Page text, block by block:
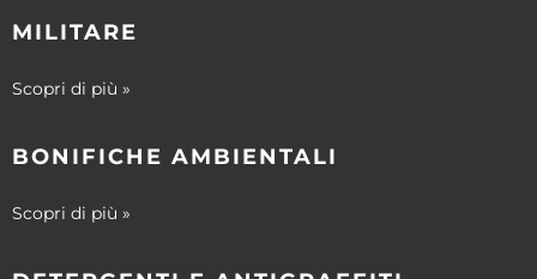
MILITARE
Scopri di più »
BONIFICHE AMBIENTALI
Scopri di più »